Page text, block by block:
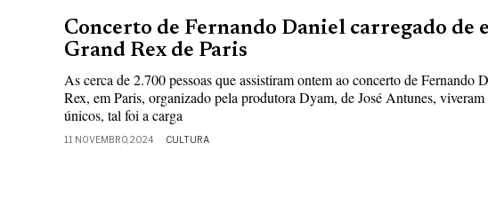
Concerto de Fernando Daniel carregado de
Grand Rex de Paris
As cerca de 2.700 pessoas que assistiram ontem ao concerto de Fernando
Rex, em Paris, organizado pela produtora Dyam, de José Antunes,
únicos, tal foi a carga
11 NOVEMBRO, 2024 CULTURA